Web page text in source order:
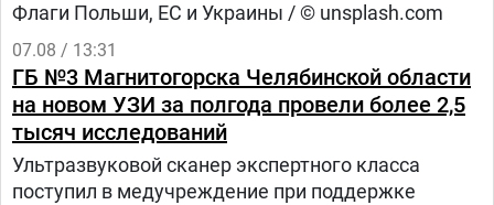
Флаги Польши, ЕС и Украины / © unsplash.com
07.08 / 13:31
ГБ №3 Магнитогорска Челябинской области
на новом УЗИ за полгода провели более 2,5
тысяч исследований
Ультразвуковой сканер экспертного класса
поступил в медучреждение при поддержке